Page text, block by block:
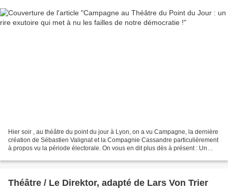
Hier soir , au théâtre du point du jour à Lyon, on a vu Campagne, la dernière
création de Sébastien Valignat et la Compagnie Cassandre particulièrement
à propos vu la période électorale. On vous en dit plus dès à présent : Un
Théâtre / Le Direktor, adapté de Lars Von Trier